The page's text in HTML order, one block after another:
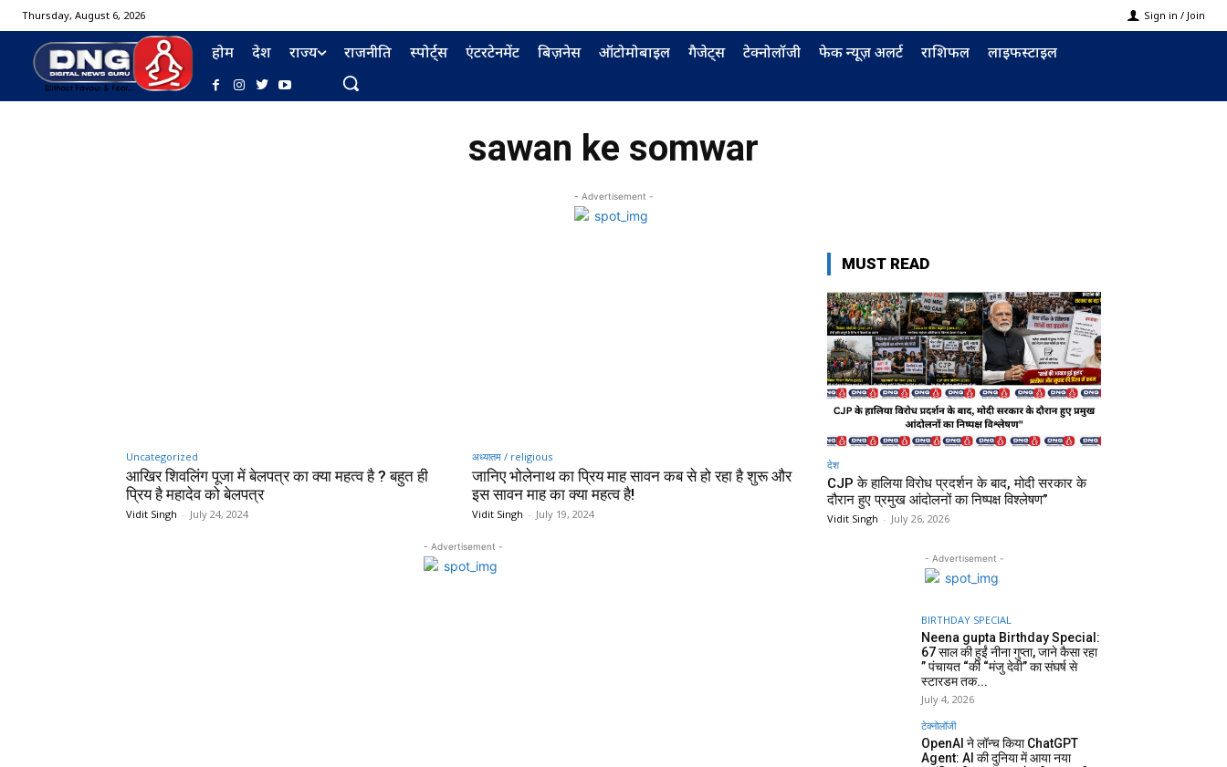
Thursday, August 6, 2026 Sign in / Join
होम देश राज्य राजनीति स्पोर्ट्स एंटरटेनमेंट बिज़नेस ऑटोमोबाइल गैजेट्स टेक्नोलॉजी फेक न्यूज़ अलर्ट राशिफल लाइफस्टाइल
sawan ke somwar
- Advertisement -
Uncategorized
आखिर शिवलिंग पूजा में बेलपत्र का क्या महत्व है ? बहुत ही
प्रिय है महादेव को बेलपत्र
Vidit Singh - July 24, 2024
अध्यातम / religious
जानिए भोलेनाथ का प्रिय माह सावन कब से हो रहा है शुरू और
इस सावन माह का क्या महत्व है!
Vidit Singh - July 19, 2024
- Advertisement -
MUST READ
देश
CJP के हालिया विरोध प्रदर्शन के बाद, मोदी सरकार के
दौरान हुए प्रमुख आंदोलनों का निष्पक्ष विश्लेषण”
Vidit Singh - July 26, 2026
- Advertisement -
BIRTHDAY SPECIAL
Neena gupta Birthday Special:
67 साल की हुईं नीना गुप्ता, जाने कैसा रहा
” पंचायत “की “मंजु देवी” का संघर्ष से
स्टारडम तक...
July 4, 2026
टेक्नोलॉजी
OpenAI ने लॉन्च किया ChatGPT
Agent: AI की दुनिया में आया नया